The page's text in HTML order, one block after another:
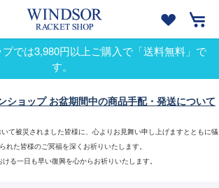
では3,980円以上ご購入で「送料無料」で
す。
ショップ お盆期間中の商品手配・発送について
て被災されました皆様に、心よりお見舞い申し上げますとともに犠
れた皆様のご冥福を深くお祈りいたします。
る一日も早い復興を心からお祈りいたします。